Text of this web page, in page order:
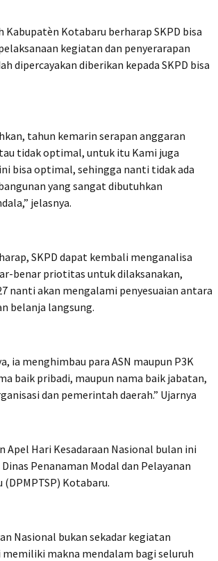
Kabupatèn Kotabaru berharap SKPD bisa
kegiatan dan penyerarapan
dipercayakan diberikan kepada SKPD bisa
tahun kemarin serapan anggaran
tidak optimal, untuk itu Kami juga
bisa optimal, sehingga nanti tidak ada
yang sangat dibutuhkan
jelasnya.
SKPD dapat kembali menganalisa
benar priotitas untuk dilaksanakan,
nanti akan mengalami penyesuaian antara
belanja langsung.
ia menghimbau para ASN maupun P3K
baik pribadi, maupun nama baik jabatan,
dan pemerintah daerah.” Ujarnya
Apel Hari Kesadaraan Nasional bulan ini
Penanaman Modal dan Pelayanan
(DPMPTSP) Kotabaru.
Nasional bukan sekadar kegiatan
makna mendalam bagi seluruh